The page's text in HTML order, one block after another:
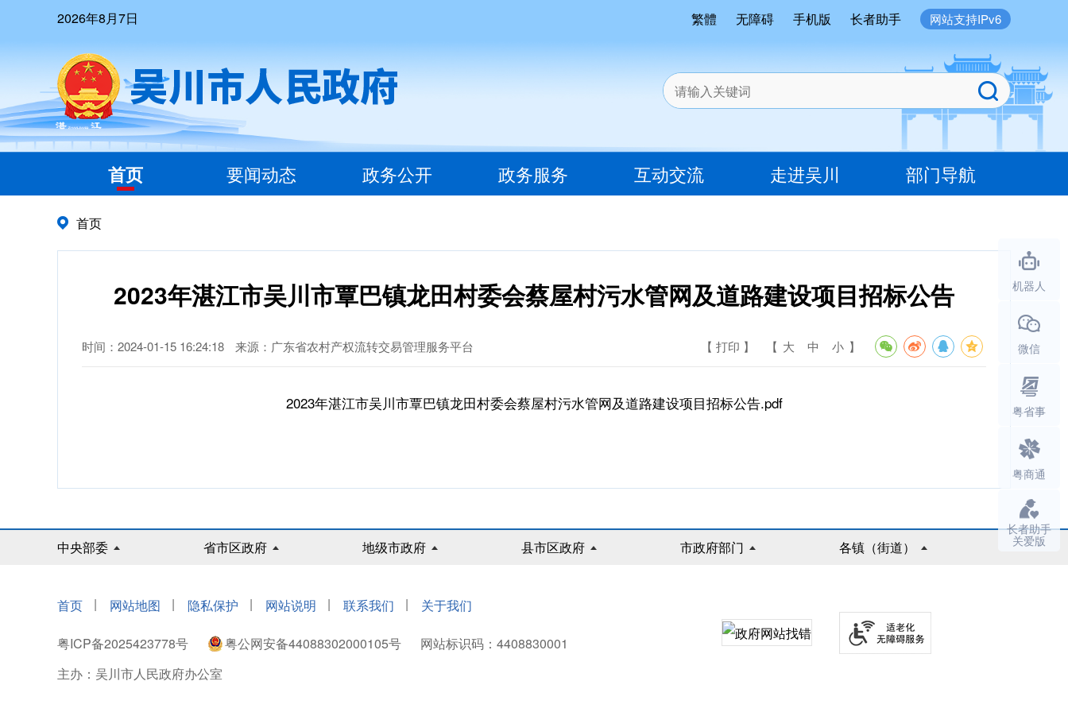
2026年8月7日 繁體 无障碍 手机版 长者助手 网站支持IPv6
首页 要闻动态 政务公开 政务服务 互动交流 走进吴川 部门导航
首页
2023年湛江市吴川市覃巴镇龙田村委会蔡屋村污水管网及道路建设项目招标公告
时间：2024-01-15 16:24:18 来源：广东省农村产权流转交易管理服务平台 【 打印 】 【 大 中 小 】
2023年湛江市吴川市覃巴镇龙田村委会蔡屋村污水管网及道路建设项目招标公告.pdf
机器人
微信
粤省事
粤商通
长者助手
关爱版
中央部委 省市区政府 地级市政府 县市区政府 市政府部门 各镇（街道）
首页 | 网站地图 | 隐私保护 | 网站说明 | 联系我们 | 关于我们
粤ICP备2025423778号 粤公网安备44088302000105号
网站标识码：4408830001
主办：吴川市人民政府办公室